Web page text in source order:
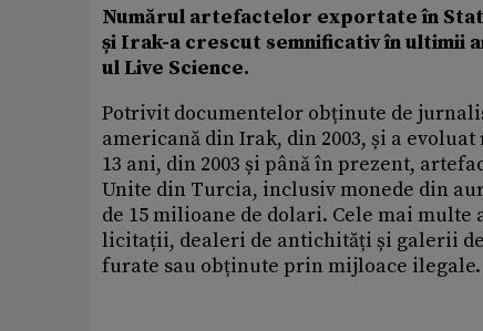
Numărul artefactelor exportate în
și Irak-a crescut semnificativ în ultimii
ul Live Science.
Potrivit documentelor obținute de
americană din Irak, din 2003, și a
13 ani, din 2003 și până în prezent,
Unite din Turcia, inclusiv monede din
de 15 milioane de dolari. Cele mai multe
licitații, dealeri de antichități și galerii
furate sau obținute prin mijloace ilegale.